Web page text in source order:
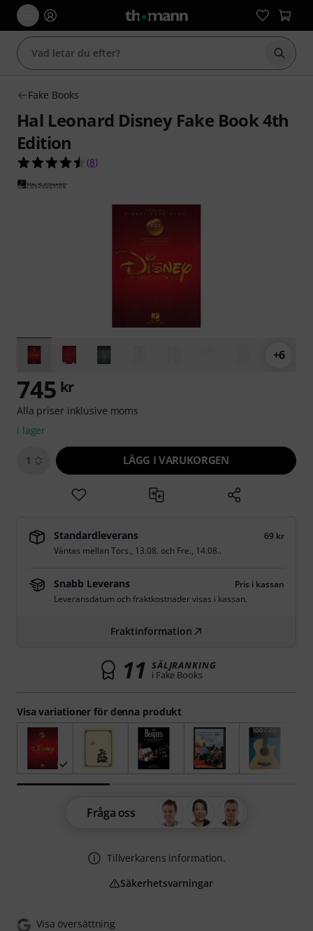
Börja
Fake Books
Hal Leonard Disney Fake Book 4th
Edition
4.5 av 5 stjärnor från 8 kundbetyg
(8)
+6
Visa översättning
Visa variationer för denna produkt
745 kr
Alla priser inklusive moms
i lager
1 LÄGG I VARUKORGEN
Standardleverans
69 kr
Väntas mellanTors., 13.08. och Fre., 14.08..
Snabb Leverans
Pris i kassan
Leveransdatum och fraktkostnader visas i kassan.
Fraktinformation
11 SÄLJRANKING
i Fake Books
Fråga oss
Tillverkarens information.
Säkerhetsvarningar